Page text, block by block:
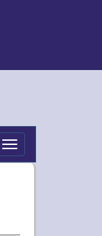
Toggle
navigation